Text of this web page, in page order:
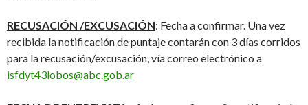
RECUSACIÓN /EXCUSACIÓN: Fecha a confirmar. Una vez
recibida la notificación de puntaje contarán con 3 días corridos
para la recusación/excusación, vía correo electrónico a
isfdyt43lobos@abc.gob.ar